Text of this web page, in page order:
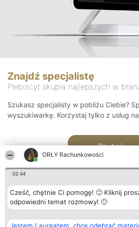
ORŁY Rachunkowości
02:44
Cześć, chętnie Ci pomogę! 🙂 Kliknij
odpowiedni temat rozmowy! 🙂
Znajdź specjalistę
Plebiscyt skupia najlepszych w
Szukasz specjalisty w pobliżu Ciebie?
wyszukiwarkę. Korzystaj tylko z usług
Szukaj
Organizator plebiscytu Plebiscyt